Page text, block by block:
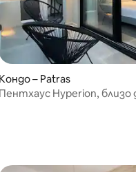
4,91 от 5, 171 отзива
Кондо – Patras
Пентхаус Hyperion, близо